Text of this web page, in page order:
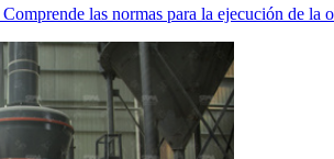
las normas para la ejecución de la